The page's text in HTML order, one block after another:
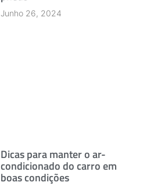
Junho 26, 2024
Dicas para manter o ar-
condicionado do carro em
boas condições